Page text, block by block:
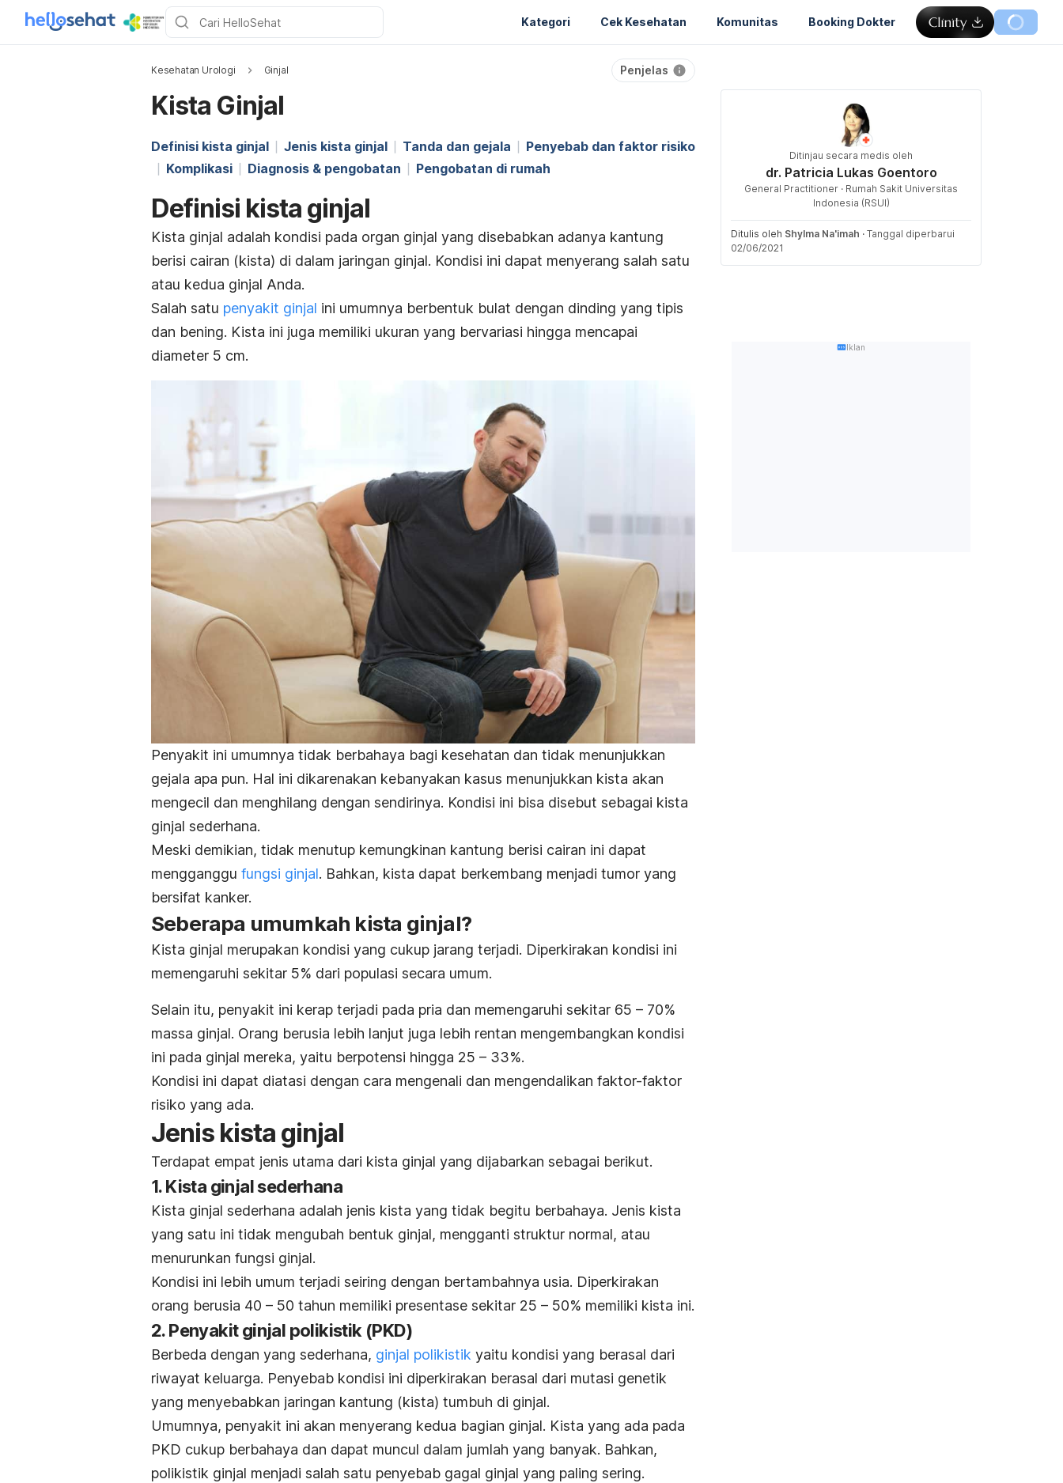
Kategori Cek Kesehatan Komunitas Booking Dokter
Kesehatan Urologi Ginjal Penjelas
Kista Ginjal
Definisi kista ginjal Jenis kista ginjal Tanda dan gejala
Penyebab dan faktor risiko
Komplikasi
Diagnosis & pengobatan Pengobatan di rumah
Definisi kista ginjal
Kista ginjal adalah kondisi pada organ ginjal yang disebabkan adanya kantung
berisi cairan (kista) di dalam jaringan ginjal. Kondisi ini dapat menyerang salah satu
atau kedua ginjal Anda.
Salah satu penyakit ginjal ini umumnya berbentuk bulat dengan dinding yang tipis
dan bening. Kista ini juga memiliki ukuran yang bervariasi hingga mencapai
diameter 5 cm.
Penyakit ini umumnya tidak berbahaya bagi kesehatan dan tidak menunjukkan
gejala apa pun. Hal ini dikarenakan kebanyakan kasus menunjukkan kista akan
mengecil dan menghilang dengan sendirinya. Kondisi ini bisa disebut sebagai kista
ginjal sederhana.
Meski demikian, tidak menutup kemungkinan kantung berisi cairan ini dapat
mengganggu fungsi ginjal. Bahkan, kista dapat berkembang menjadi tumor yang
bersifat kanker.
Seberapa umumkah kista ginjal?
Kista ginjal merupakan kondisi yang cukup jarang terjadi. Diperkirakan kondisi ini
memengaruhi sekitar 5% dari populasi secara umum.
Selain itu, penyakit ini kerap terjadi pada pria dan memengaruhi sekitar 65 – 70%
massa ginjal. Orang berusia lebih lanjut juga lebih rentan mengembangkan kondisi
ini pada ginjal mereka, yaitu berpotensi hingga 25 – 33%.
Kondisi ini dapat diatasi dengan cara mengenali dan mengendalikan faktor-faktor
risiko yang ada.
Jenis kista ginjal
Terdapat empat jenis utama dari kista ginjal yang dijabarkan sebagai berikut.
1. Kista ginjal sederhana
Kista ginjal sederhana adalah jenis kista yang tidak begitu berbahaya. Jenis kista
yang satu ini tidak mengubah bentuk ginjal, mengganti struktur normal, atau
menurunkan fungsi ginjal.
Kondisi ini lebih umum terjadi seiring dengan bertambahnya usia. Diperkirakan
orang berusia 40 – 50 tahun memiliki presentase sekitar 25 – 50% memiliki kista ini.
2. Penyakit ginjal polikistik (PKD)
Berbeda dengan yang sederhana, ginjal polikistik yaitu kondisi yang berasal dari
riwayat keluarga. Penyebab kondisi ini diperkirakan berasal dari mutasi genetik
yang menyebabkan jaringan kantung (kista) tumbuh di ginjal.
Umumnya, penyakit ini akan menyerang kedua bagian ginjal. Kista yang ada pada
PKD cukup berbahaya dan dapat muncul dalam jumlah yang banyak. Bahkan,
polikistik ginjal menjadi salah satu penyebab gagal ginjal yang paling sering.
Ditinjau secara medis oleh
dr. Patricia Lukas Goentoro
General Practitioner · Rumah Sakit Universitas
Indonesia (RSUI)
Ditulis oleh Shylma Na'imah · Tanggal diperbarui
02/06/2021
Iklan